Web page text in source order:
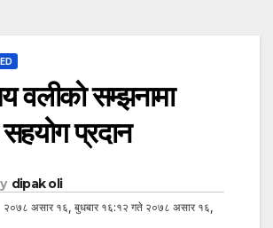
वलीकाे सम्झनामा
सहयोग प्रदान
dipak oli
२०७८ असार १६, बुधबार १६:१२ गते २०७८ असार १६,